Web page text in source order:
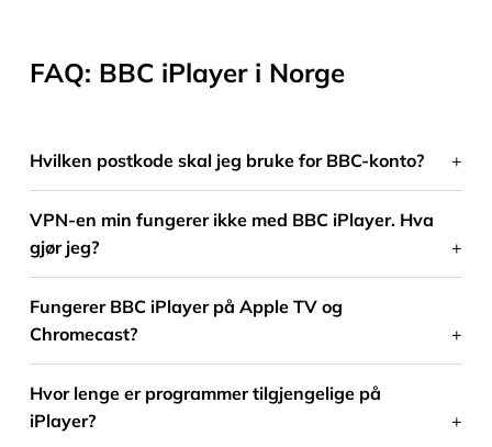
FAQ: BBC iPlayer i Norge
Hvilken postkode skal jeg bruke for BBC-konto?
VPN-en min fungerer ikke med BBC iPlayer. Hva
gjør jeg?
Fungerer BBC iPlayer på Apple TV og
Chromecast?
Hvor lenge er programmer tilgjengelige på
iPlayer?